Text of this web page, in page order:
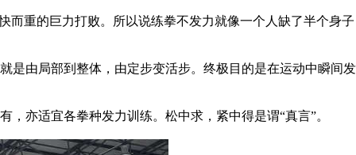
的巨力打败。所以说练拳不发力就像一个人缺了半个身
局部到整体，由定步变活步。终极目的是在运动中瞬间
适宜各拳种发力训练。松中求，紧中得是谓“真言”。